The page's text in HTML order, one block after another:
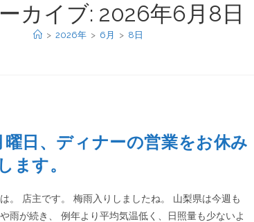
カイブ: 2026年6月8日
> 2026年 > 6月 > 8日
曜日、ディナーの営業をお休み
ます。
。 店主です。 梅雨入りしましたね。 山梨県は今週も
雨が続き、 例年より平均気温低く、日照量も少ないよ